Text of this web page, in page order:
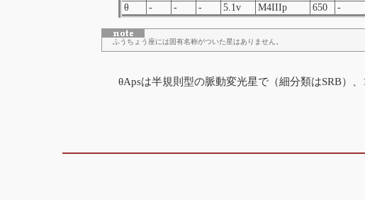
θ
- - - 5.1v M4IIIp 650 -
ふうちょう座には固有名称がついた星はありません。
θApsは半規則型の脈動変光星で（細分類はSRB）